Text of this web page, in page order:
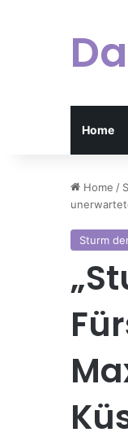
Home
Home /
Sturm